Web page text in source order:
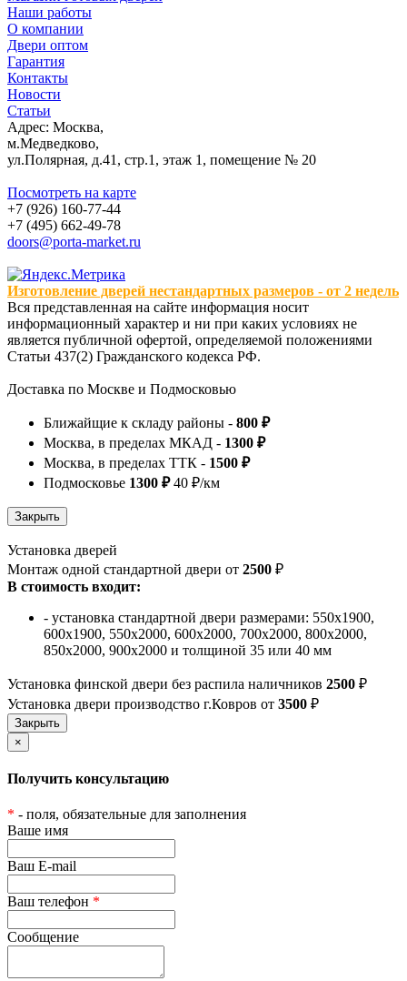
Наши работы
О компании
Двери оптом
Гарантия
Контакты
Новости
Статьи
Адрес: Москва,
м.Медведково,
ул.Полярная, д.41, стр.1, этаж 1, помещение № 20
Посмотреть на карте
+7 (926) 160-77-44
+7 (495) 662-49-78
doors@porta-market.ru
Изготовление дверей нестандартных размеров - от 2 недель
Вся представленная на сайте информация носит
информационный характер и ни при каких условиях не
является публичной офертой, определяемой положениями
Статьи 437(2) Гражданского кодекса РФ.
Доставка по Москве и Подмосковью
Ближайщие к складу районы - 800 ₽
Москва, в пределах МКАД - 1300 ₽
Москва, в пределах ТТК - 1500 ₽
Подмосковье 1300 ₽40 ₽/км
Установка дверей
Монтаж одной стандартной двери от 2500 ₽
В стоимость входит:
- установка стандартной двери размерами: 550х1900,
600х1900, 550х2000, 600х2000, 700х2000, 800х2000,
850х2000, 900х2000 и толщиной 35 или 40 мм
Установка финской двери без распила наличников 2500 ₽
Установка двери производство г.Ковров от 3500 ₽
×
Получить консультацию
* - поля, обязательные для заполнения
Ваше имя
Ваш E-mail
Ваш телефон *
Сообщение